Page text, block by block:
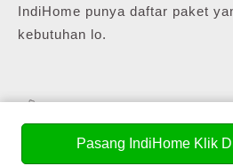
IndiHome punya daftar paket
kebutuhan lo.
💰 Daftar Harga Paket
Soho (Terbaru 2025!)
Pasang IndiHome Klik